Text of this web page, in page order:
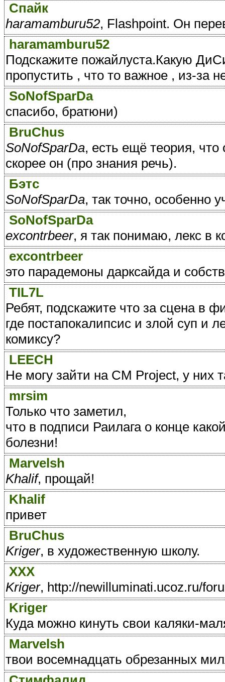
Спайк
haramamburu52, Flashpoint. Он
haramamburu52
Подскажите пожайлуста.Какую
пропустить , что то важное , из-за
SoNofSparDa
спасибо, братюни)
BruChus
SoNofSparDa, есть ещё теория, что
скорее он (про знания речь).
Бэтс
SoNofSparDa, так точно, особенно
SoNofSparDa
excontrbeer, я так понимаю, лекс в
excontrbeer
это парадемоны дарксайда и
TIL7L
Ребят, подскажите что за сцена в
где постапокалипсис и злой суп и
комиксу?
LEECH
Не могу зайти на CM Project, у них
mrsim
Только что заметил,
что в подписи Раилага о конце
болезни!
Marvelsh
Khalif, прощай!
Khalif
привет
BruChus
Kriger, в художественную школу.
ХХХ
Kriger, http://newilluminati.ucoz.ru/
Kriger
Куда можно кинуть свои каляки-
Marvelsh
твои восемнадцать обрезанных